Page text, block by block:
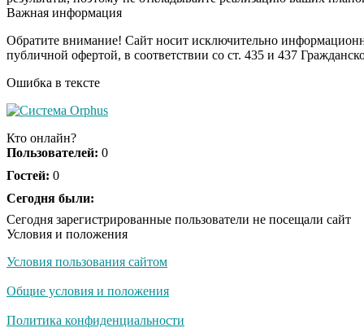
Важная информация
Обратите внимание! Сайт носит исключительно
публичной офертой, в соответствии со ст. 435 и 437
Ошибка в тексте
Кто онлайн?
Пользователей: 0
Гостей: 0
Сегодня были:
Сегодня зарегистрированные пользователи не посещали сайт
Условия и положения
Условия пользования сайтом
Общие условия и положения
Политика конфиденциальности